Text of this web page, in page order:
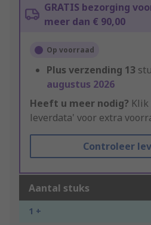
GRATIS bezorging
meer dan € 90,00
Op voorraad
Plus verzending 13
augustus 2026
Heeft u meer nodig?
leverdata' voor extra
Controleer
Aantal stuks
1 +